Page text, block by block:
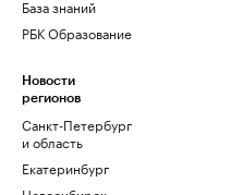
База знаний
РБК Образование
Новости
регионов
Санкт-Петербург
и область
Екатеринбург